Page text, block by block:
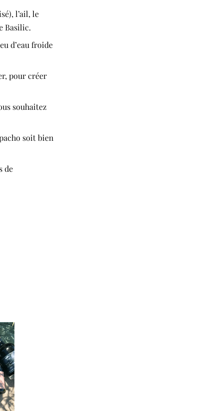
l’ail, le
Basilic.
d’eau froide
pour créer
souhaitez
soit bien
de